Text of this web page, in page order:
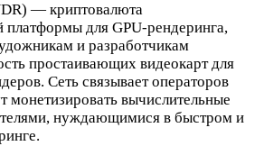
— криптовалюта
платформы для GPU-рендеринга,
и разработчикам
простаивающих видеокарт для
Сеть связывает операторов
монетизировать вычислительные
нуждающимися в быстром и